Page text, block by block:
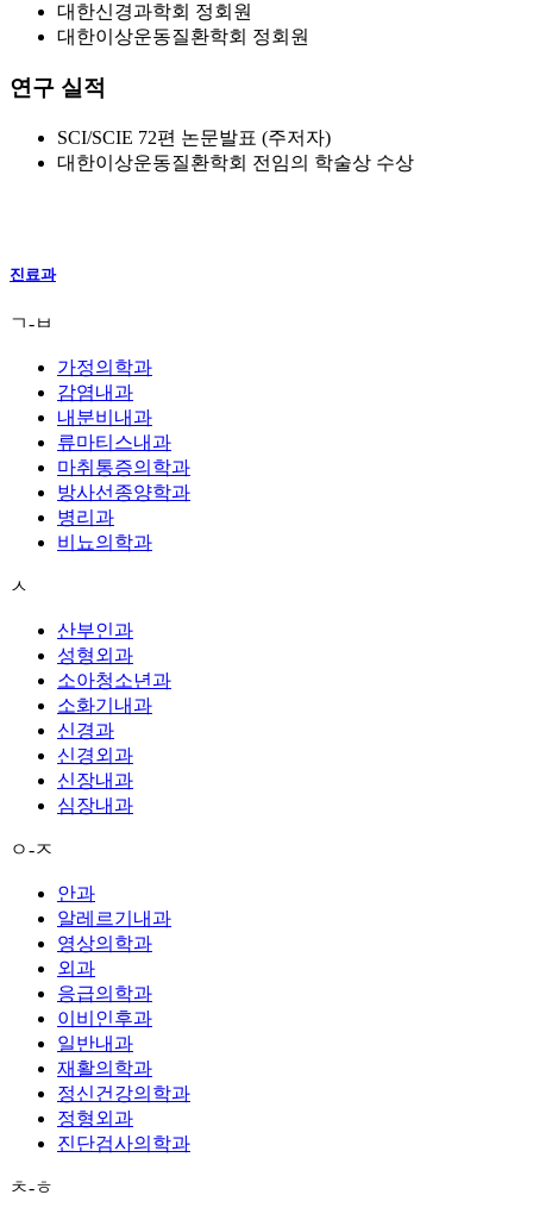
대한신경과학회 정회원
대한이상운동질환학회 정회원
연구 실적
SCI/SCIE 72편 논문발표 (주저자)
대한이상운동질환학회 전임의 학술상 수상
진료과
ㄱ-ㅂ
가정의학과
감염내과
내분비내과
류마티스내과
마취통증의학과
방사선종양학과
병리과
비뇨의학과
ㅅ
산부인과
성형외과
소아청소년과
소화기내과
신경과
신경외과
신장내과
심장내과
ㅇ-ㅈ
안과
알레르기내과
영상의학과
외과
응급의학과
이비인후과
일반내과
재활의학과
정신건강의학과
정형외과
진단검사의학과
ㅊ-ㅎ